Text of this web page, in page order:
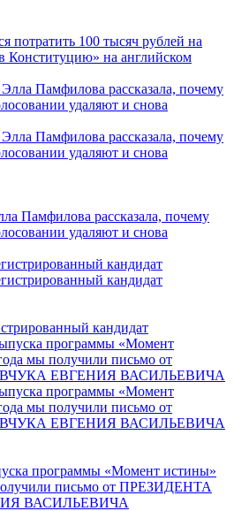
потратить 100 тысяч рублей на
Конституцию» на английском
Памфилова рассказала, почему
удаляют и снова
кандидат
программы «Момент истины»
письмо от ПРЕЗИДЕНТА
ВАСИЛЬЕВИЧА